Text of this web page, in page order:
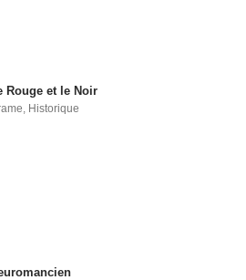
Rouge et le Noir
, Historique